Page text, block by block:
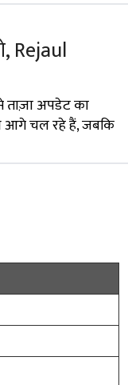
Rejaul
ताज़ा अपडेट का
आगे चल रहे हैं, जबकि